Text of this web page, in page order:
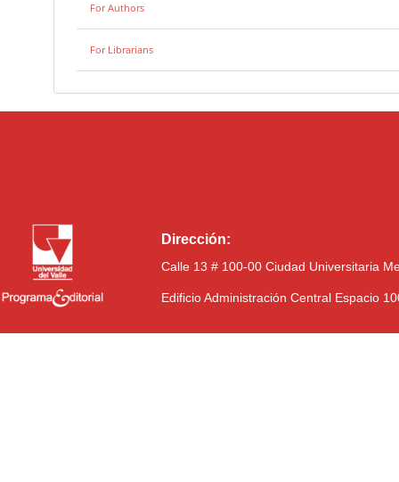
For Authors
For Librarians
Dirección:
Calle 13 # 100-00 Ciudad Universitaria
Edificio Administración Central Espacio